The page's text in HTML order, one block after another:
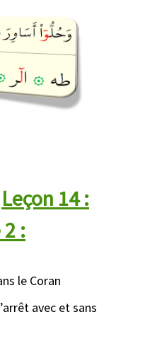
Leçon 14 :
:
le Coran
avec et sans